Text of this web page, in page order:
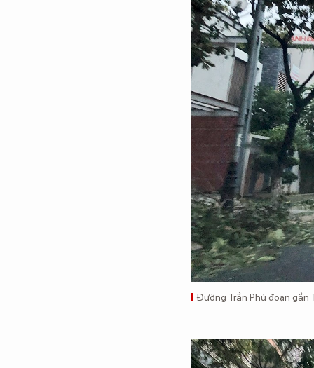
Đường Trần Phú đoạn gần